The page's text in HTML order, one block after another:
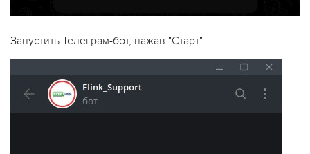
Запустить Телеграм-бот, нажав "Старт"